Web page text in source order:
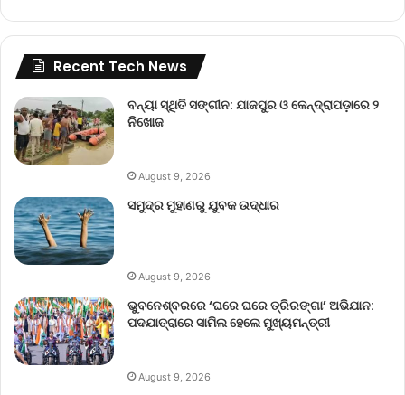
Recent Tech News
ବନ୍ୟା ସ୍ଥିତି ସଙ୍ଗୀନ: ଯାଜପୁର ଓ କେନ୍ଦ୍ରାପଡ଼ାରେ ୨
ନିଖୋଜ
August 9, 2026
ସମୁଦ୍ର ମୁହାଣରୁ ଯୁବକ ଉଦ୍ଧାର
August 9, 2026
ଭୁବନେଶ୍ବରରେ ‘ଘରେ ଘରେ ତ୍ରିରଙ୍ଗା’ ଅଭିଯାନ:
ପଦଯାତ୍ରାରେ ସାମିଲ ହେଲେ ମୁଖ୍ୟମନ୍ତ୍ରୀ
August 9, 2026